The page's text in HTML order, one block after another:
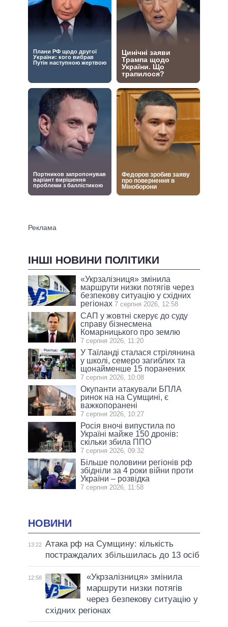
ІНШІ НОВИНИ ПОЛІТИКИ
«Укрзалізниця» змінила
маршрути низки потягів через
безпекову ситуацію у східних
регіонах 7 серпня 2026, 12:58
САП у жовтні скерує до суду
справу бізнесмена
Комарницького про землю
7 серпня 2026, 11:20
У Таїланді сталася стрілянина
у школі, семеро загиблих та
щонайменше 15 поранених
7 серпня 2026, 10:08
Окупанти атакували БПЛА
ринок на на Сумщині, є
важкопоранені
7 серпня 2026, 10:27
Росія вночі випустила по
Україні майже 150 дронів:
скільки збила ППО
7 серпня 2026, 09:32
Більше половини регіонів рф
збідніли за 4 роки війни проти
України – розвідка
7 серпня 2026, 11:58
НОВИНИ
13:22 Атака рф на Сумщину: кількість
постраждалих збільшилась до 13 осіб
12:58
«Укрзалізниця» змінила
маршрути низки потягів
через безпекову ситуацію у
східних регіонах